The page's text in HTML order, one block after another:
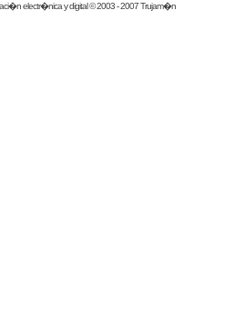
electr�nica y digital © 2003 - 2007 Trujam�n